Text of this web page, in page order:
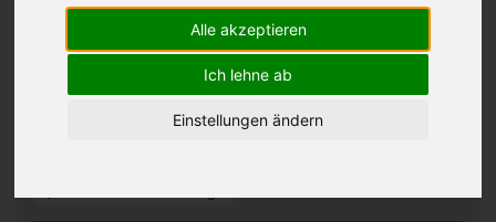
Alle akzeptieren
Ich lehne ab
Einstellungen ändern
Ellen Wille Daily Perücke
bernstein-rooted
Günstigeres Angebot gefunden?